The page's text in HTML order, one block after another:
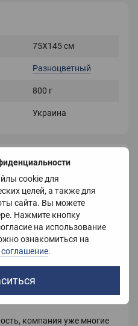
cookie для
целей, а также для
сайта. Вы можете
Нажмите кнопку
на использование
ознакомиться на
.
75X145 см
Разноцветный
800 г
Украина
на рынке
как надежный,
цену.
абсолютно безопасная
срок эксплуатации.
тела в холодное время
для нагревательных
компания уже многие